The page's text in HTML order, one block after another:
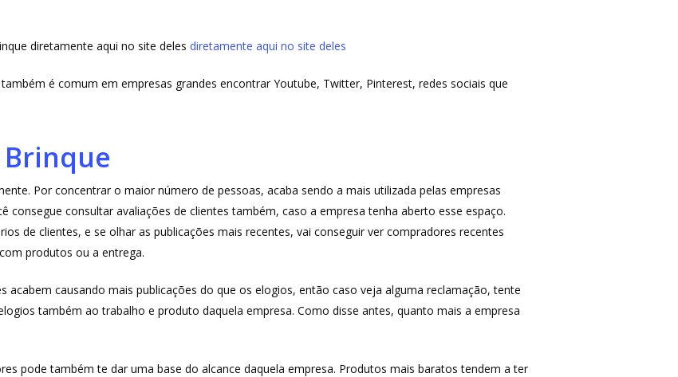
diretamente aqui no site deles diretamente aqui no site deles
é comum em empresas grandes encontrar Youtube, Twitter, Pinterest, redes sociais que
Por concentrar o maior número de pessoas, acaba sendo a mais utilizada pelas empresas
consegue consultar avaliações de clientes também, caso a empresa tenha aberto esse espaço.
de clientes, e se olhar as publicações mais recentes, vai conseguir ver compradores recentes
produtos ou a entrega.
acabem causando mais publicações do que os elogios, então caso veja alguma reclamação, tente
também ao trabalho e produto daquela empresa. Como disse antes, quanto mais a empresa
pode também te dar uma base do alcance daquela empresa. Produtos mais baratos tendem a ter
MindsUp